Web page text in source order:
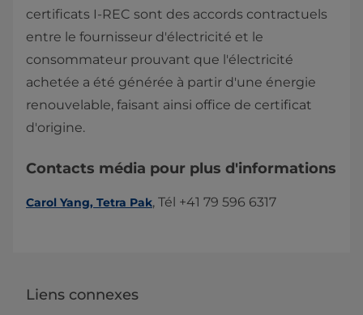
certificats I-REC sont des accords contractuels
entre le fournisseur d'électricité et le
consommateur prouvant que l'électricité
achetée a été générée à partir d'une énergie
renouvelable, faisant ainsi office de certificat
d'origine.​
​Contacts média pour plus d'informations
Carol Yang, Tetra Pak, Tél +41 79 596 6317
Liens connexes